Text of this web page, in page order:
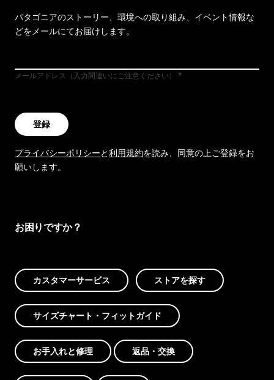
パタゴニアのストーリー、環境への取り組み、イベント情報な
どをメールにてお届けします。
メールアドレス（入力間違いにご注意ください）
登録
プライバシーポリシーと利用規約を読み、同意の上ご登録をお
願いします。
お困りですか？
カスタマーサービス ストアを探す
サイズチャート・フィットガイド
お手入れと修理 返品・交換